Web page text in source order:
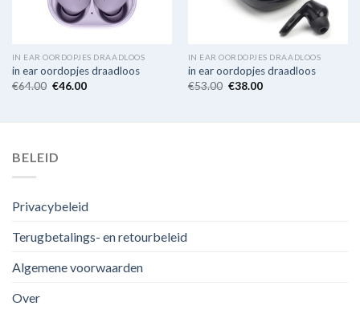
IN EAR OORDOPJES DRAADLOOS
in ear oordopjes draadloos
€64.00 €46.00
IN EAR OORDOPJES DRAADLOOS
in ear oordopjes draadloos
€53.00 €38.00
BELEID
Privacybeleid
Terugbetalings- en retourbeleid
Algemene voorwaarden
Over